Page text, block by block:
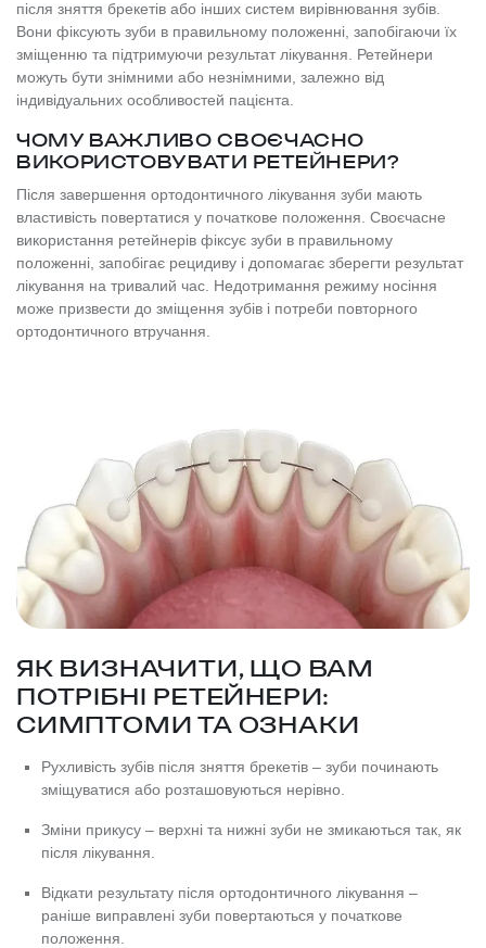
після зняття брекетів або інших систем вирівнювання зубів.
Вони фіксують зуби в правильному положенні, запобігаючи їх
зміщенню та підтримуючи результат лікування. Ретейнери
можуть бути знімними або незнімними, залежно від
індивідуальних особливостей пацієнта.
ЧОМУ ВАЖЛИВО СВОЄЧАСНО
ВИКОРИСТОВУВАТИ РЕТЕЙНЕРИ?
Після завершення ортодонтичного лікування зуби мають
властивість повертатися у початкове положення. Своєчасне
використання ретейнерів фіксує зуби в правильному
положенні, запобігає рецидиву і допомагає зберегти результат
лікування на тривалий час. Недотримання режиму носіння
може призвести до зміщення зубів і потреби повторного
ортодонтичного втручання.
ЯК ВИЗНАЧИТИ, ЩО ВАМ
ПОТРІБНІ РЕТЕЙНЕРИ:
СИМПТОМИ ТА ОЗНАКИ
Рухливість зубів після зняття брекетів – зуби починають
зміщуватися або розташовуються нерівно.
Зміни прикусу – верхні та нижні зуби не змикаються так, як
після лікування.
Відкати результату після ортодонтичного лікування –
раніше виправлені зуби повертаються у початкове
положення.